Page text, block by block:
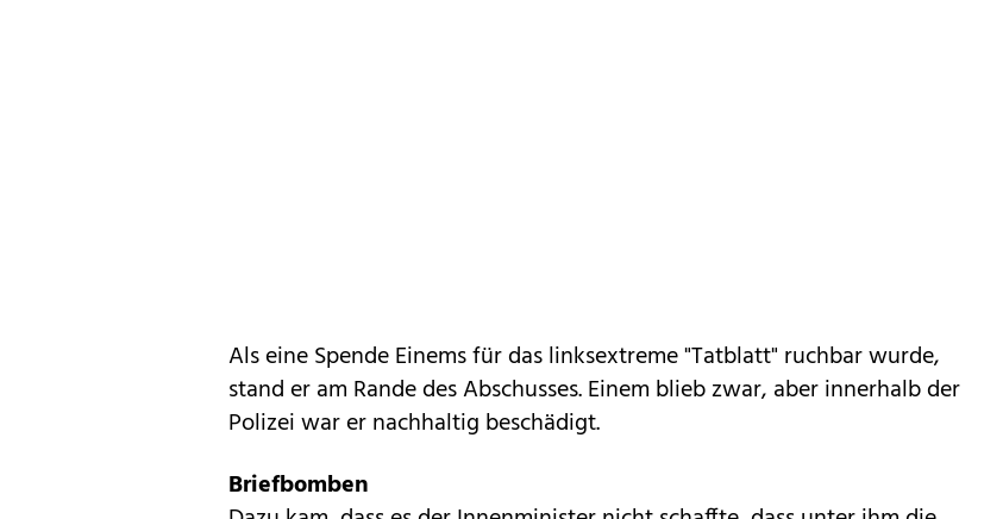
Als eine Spende Einems für das linksextreme "Tatblatt" ruchbar wurde,
stand er am Rande des Abschusses. Einem blieb zwar, aber innerhalb der
Polizei war er nachhaltig beschädigt.
Briefbomben